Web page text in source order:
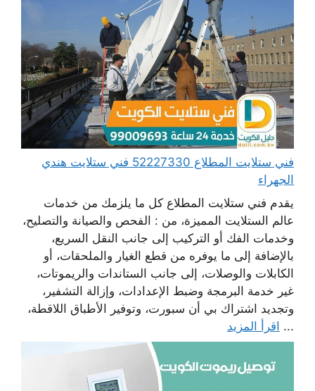
فني ستلايت المطلاع 52227330 فني ستلايت هندي
الجهراء
يقدم فني ستلايت المطلاع كل ما يلزمك من خدمات
عالم الستلايت المميزة، من : الفحص والصيانة والتصليح،
وخدمات الفك أو التركيب إلى جانب النقل السريع،
بالإضافة إلى ما يوفره من قطع الغيار والملحقات، أو
الكابلات والوصلات، إلى جانب الستاندات والريموتات،
غير خدمة البرمجة وضبط الإعدادات، وإزالة التشفير،
وتجديد اشتراك بي أن سبورت، وتوفير الأطباق اللاقطة،
... اقرأ المزيد